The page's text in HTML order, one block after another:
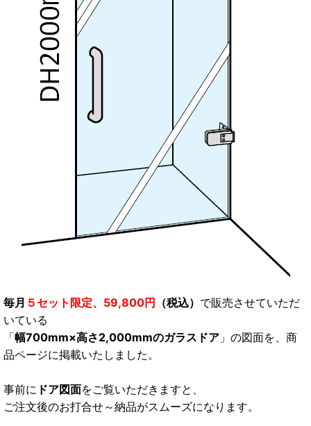
毎月 ５セット限定、59,800円 （税込） で販売させていただ
いている
「幅700mm×高さ2,000mmのガラスドア 」の図面を、商
品ページに掲載いたしました。
事前に ドア図面をご覧いただきますと、
ご注文後のお打合せ～納品がスムーズになります。